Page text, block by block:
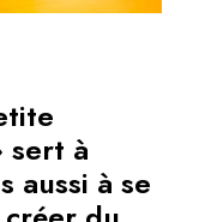
sert à
aussi à se